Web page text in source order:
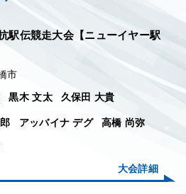
駅伝競走大会【ニューイヤー駅
市
黒木 文太 久保田 大貴
アッバイナ デグ 高橋 尚弥
大会詳細